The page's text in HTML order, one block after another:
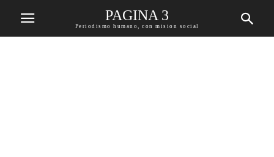
PAGINA 3
Periodismo humano, con mision social